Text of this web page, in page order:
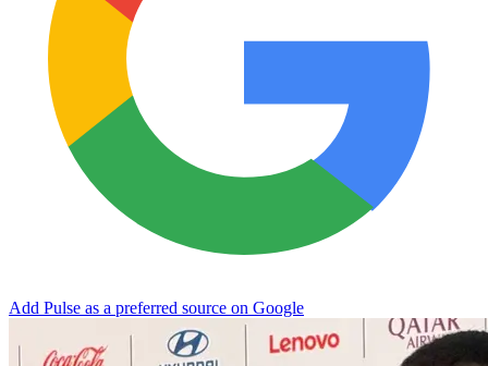
Add Pulse as a preferred source on Google